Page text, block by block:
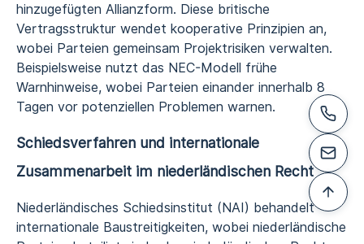
hinzugefügten Allianzform. Diese britische
Vertragsstruktur wendet kooperative Prinzipien an,
wobei Parteien gemeinsam Projektrisiken verwalten.
Beispielsweise nutzt das NEC-Modell frühe
Warnhinweise, wobei Parteien einander innerhalb 8
Tagen vor potenziellen Problemen warnen.
Schiedsverfahren und internationale
Zusammenarbeit im niederländischen Recht
Niederländisches Schiedsinstitut (NAI) behandelt
internationale Baustreitigkeiten, wobei niederländische